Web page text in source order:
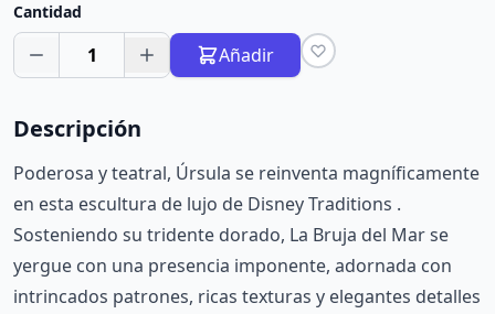
Cantidad
1 Añadir
Descripción
Poderosa y teatral, Úrsula se reinventa magníficamente
en esta escultura de lujo de Disney Traditions .
Sosteniendo su tridente dorado, La Bruja del Mar se
yergue con una presencia imponente, adornada con
intrincados patrones, ricas texturas y elegantes detalles